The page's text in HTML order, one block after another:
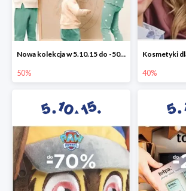
Nowa kolekcja w 5.10.15 do -50%
50% 40%